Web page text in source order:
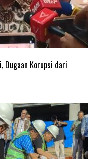
Dugaan Korupsi dari